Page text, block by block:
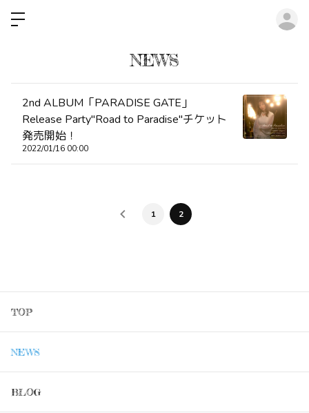
NEWS
2nd ALBUM「PARADISE GATE」
Release Party"Road to Paradise"チケット
発売開始！
2022/01/16 00:00
1 2
TOP
NEWS
BLOG